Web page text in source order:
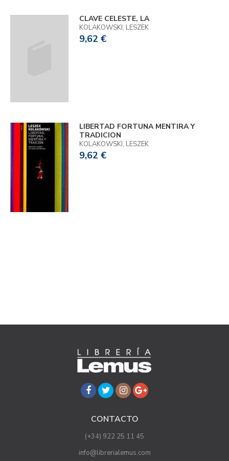
CLAVE CELESTE, LA
KOLAKOWSKI, LESZEK
9,62 €
LIBERTAD FORTUNA MENTIRA Y
TRADICION
KOLAKOWSKI, LESZEK
9,62 €
CONTACTO
(+34) 922 25 11 45
info@librerialemus.com